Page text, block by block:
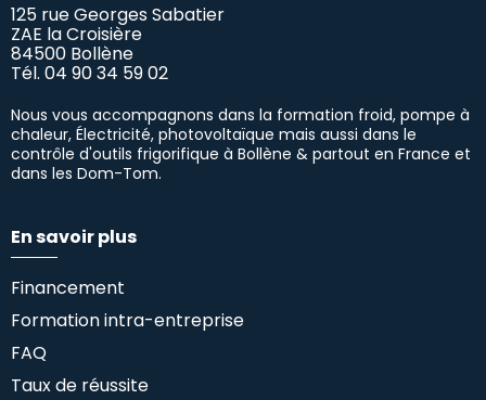
125 rue Georges Sabatier
ZAE la Croisière
84500 Bollène
Tél. 04 90 34 59 02
Nous vous accompagnons dans la formation froid, pompe à
chaleur, Électricité, photovoltaïque mais aussi dans le
contrôle d'outils frigorifique à Bollène & partout en France et
dans les Dom-Tom.
En savoir plus
Financement
Formation intra-entreprise
FAQ
Taux de réussite